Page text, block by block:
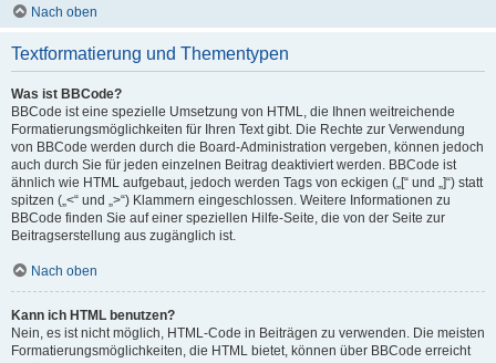
Nach oben
Textformatierung und Thementypen
Was ist BBCode?
BBCode ist eine spezielle Umsetzung von HTML, die Ihnen weitreichende
Formatierungsmöglichkeiten für Ihren Text gibt. Die Rechte zur Verwendung
von BBCode werden durch die Board-Administration vergeben, können jedoch
auch durch Sie für jeden einzelnen Beitrag deaktiviert werden. BBCode ist
ähnlich wie HTML aufgebaut, jedoch werden Tags von eckigen („[“ und „]“) statt
spitzen („<“ und „>“) Klammern eingeschlossen. Weitere Informationen zu
BBCode finden Sie auf einer speziellen Hilfe-Seite, die von der Seite zur
Beitragserstellung aus zugänglich ist.
Nach oben
Kann ich HTML benutzen?
Nein, es ist nicht möglich, HTML-Code in Beiträgen zu verwenden. Die meisten
Formatierungsmöglichkeiten, die HTML bietet, können über BBCode erreicht